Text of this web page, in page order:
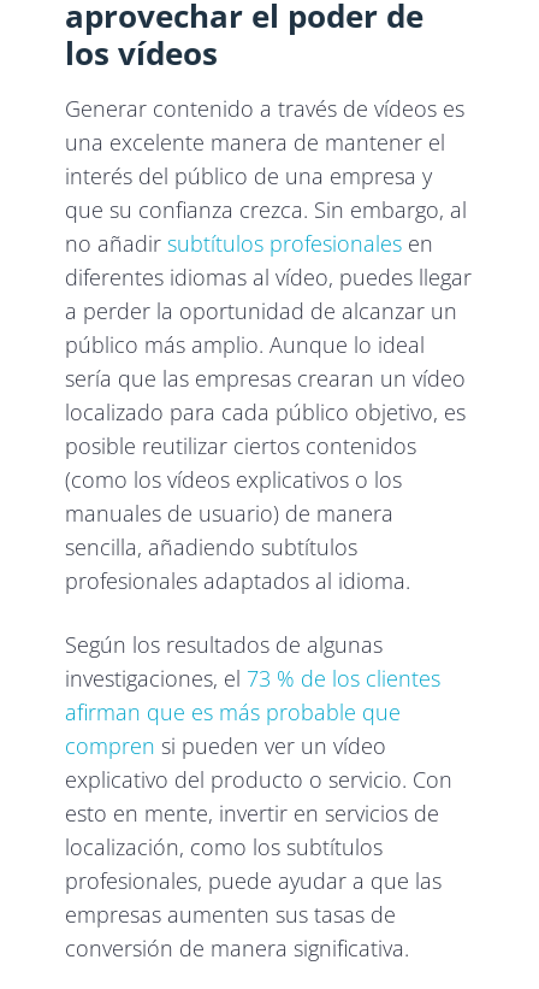
aprovechar el poder de
los vídeos
Generar contenido a través de vídeos es
una excelente manera de mantener el
interés del público de una empresa y
que su confianza crezca. Sin embargo, al
no añadir subtítulos profesionales en
diferentes idiomas al vídeo, puedes llegar
a perder la oportunidad de alcanzar un
público más amplio. Aunque lo ideal
sería que las empresas crearan un vídeo
localizado para cada público objetivo, es
posible reutilizar ciertos contenidos
(como los vídeos explicativos o los
manuales de usuario) de manera
sencilla, añadiendo subtítulos
profesionales adaptados al idioma.
Según los resultados de algunas
investigaciones, el 73 % de los clientes
afirman que es más probable que
compren si pueden ver un vídeo
explicativo del producto o servicio. Con
esto en mente, invertir en servicios de
localización, como los subtítulos
profesionales, puede ayudar a que las
empresas aumenten sus tasas de
conversión de manera significativa.